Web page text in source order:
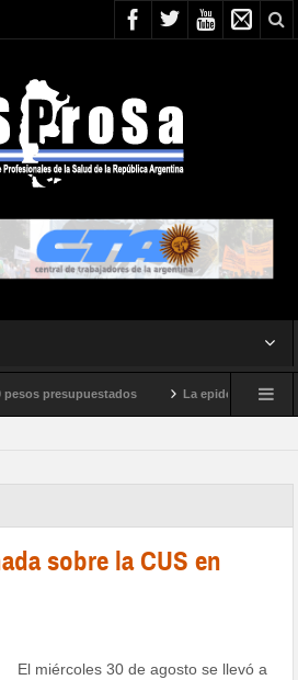
presupuestados La epidemia de
sobre la CUS en
El miércoles 30 de agosto se llevó a